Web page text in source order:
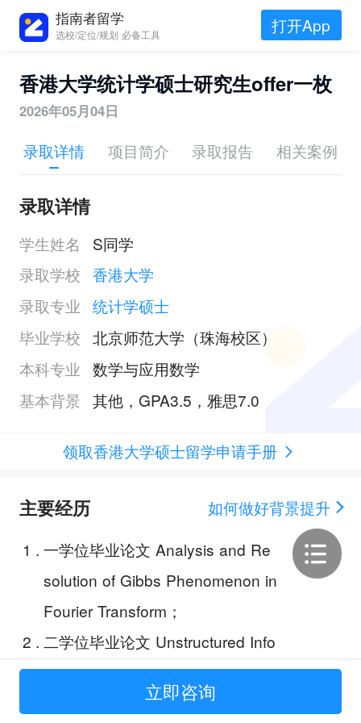
指南者留学
选校/定位/规划 必备工具 打开App
香港大学统计学硕士研究生offer一枚
2026年05月04日
录取详情 项目简介 录取报告 相关案例
录取详情
学生姓名
S同学
录取学校 香港大学
录取专业 统计学硕士
毕业学校 北京师范大学（珠海校区）
本科专业 数学与应用数学
基本背景 其他，GPA3.5，雅思7.0
领取香港大学硕士留学申请手册
主要经历
如何做好背景提升
1 . 一学位毕业论文 Analysis and Re
solution of Gibbs Phenomenon in
Fourier Transform；
2 . 二学位毕业论文 Unstructured Info
rmation Disclosure and Stock Pri
ce Prediction；立即咨询